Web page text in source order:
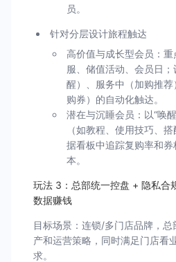
员。
针对分层设计旅程触达
高价值与成长型会员：
服、储值活动、会员日
醒）、服务中（加购推
购券）的自动化触达。
潜在与沉睡会员：以“唤
（如教程、使用技巧、
据看板中追踪复购率和
本。
玩法 3：总部统一控盘 + 隐私合
数据赚钱
目标场景：连锁/多门店品牌，
产和运营策略，同时满足门店看
求。